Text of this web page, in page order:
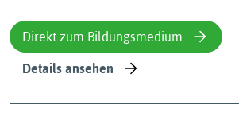
Direkt zum Bildungsmedium
Details ansehen